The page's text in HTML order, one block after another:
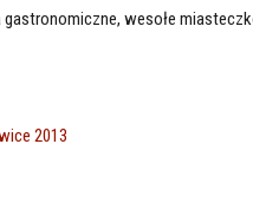
wesołe
2013